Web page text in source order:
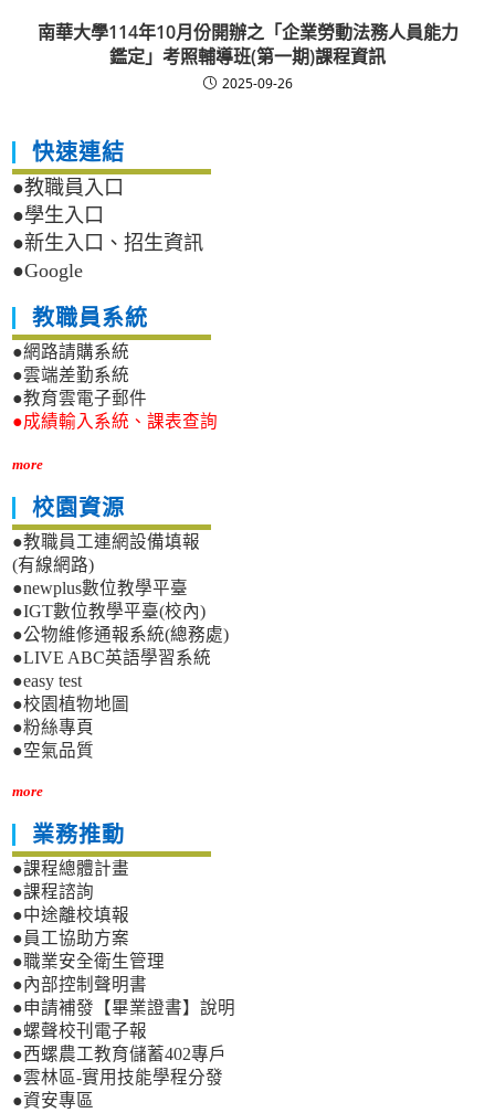
南華大學114年10月份開辦之「企業勞動法務人員能力
鑑定」考照輔導班(第一期)課程資訊
2025-09-26
快速連結
●教職員入口
●學生入口
●新生入口、招生資訊
●Google
教職員系統
●網路請購系統
●雲端差勤系統
●教育雲電子郵件
●成績輸入系統、課表查詢
more
校園資源
●教職員工連網設備填報
(有線網路)
●newplus數位教學平臺
●IGT數位教學平臺(校內)
●公物維修通報系統(總務處)
●LIVE ABC英語學習系統
●easy test
●校園植物地圖
●粉絲專頁
●空氣品質
more
業務推動
●課程總體計畫
●課程諮詢
●中途離校填報
●員工協助方案
●職業安全衛生管理
●內部控制聲明書
●申請補發【畢業證書】說明
●螺聲校刊電子報
●西螺農工教育儲蓄402專戶
●雲林區-實用技能學程分發
●資安專區